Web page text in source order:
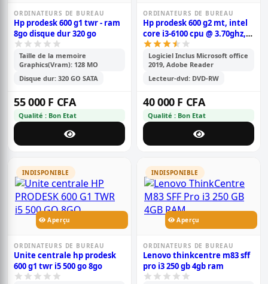
ORDINATEURS DE BUREAU
Hp prodesk 600 g1 twr - ram
8go disque dur 320 go
Taille de la memoire
Graphics(Vram): 128 MO
Disque dur: 320 GO SATA
55 000 F CFA
Qualité : Bon Etat
ORDINATEURS DE BUREAU
Hp prodesk 600 g2 mt, intel
core i3-6100 cpu @ 3.70ghz,
250 gb hdd - 4 gb pc4 6eme
génération
Logiciel Inclus Microsoft office
2019, Adobe Reader
Lecteur-dvd: DVD-RW
40 000 F CFA
Qualité : Bon Etat
INDISPONIBLE
Aperçu
ORDINATEURS DE BUREAU
Unite centrale hp prodesk
600 g1 twr i5 500 go 8go
INDISPONIBLE
Aperçu
ORDINATEURS DE BUREAU
Lenovo thinkcentre m83 sff
pro i3 250 gb 4gb ram